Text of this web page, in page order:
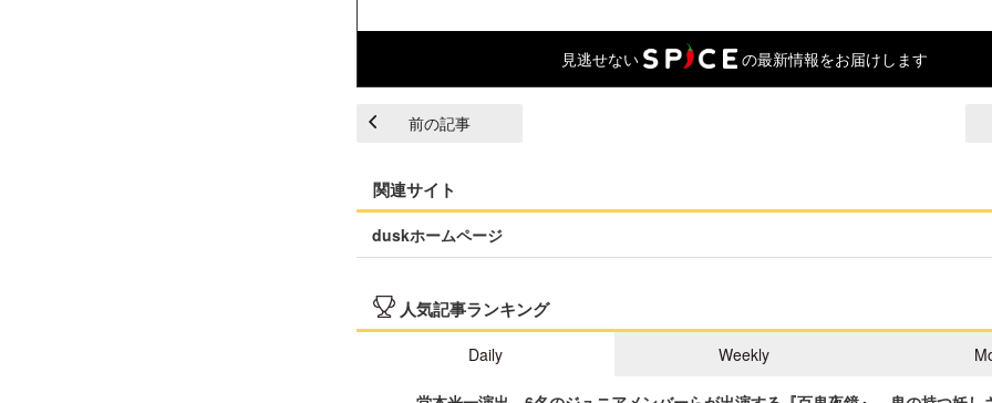
見逃せない の最新情報をお届けします
前の記事
関連サイト
duskホームページ
人気記事ランキング
Daily Weekly